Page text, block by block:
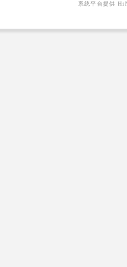
系統平台提供